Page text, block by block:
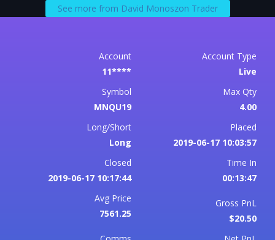
See more from David Monoszon Trader
Account
11****
Account Type
Live
Symbol
MNQU19
Max Qty
4.00
Long/Short
Long
Placed
2019-06-17 10:03:57
Closed
2019-06-17 10:17:44
Time In
00:13:47
Avg Price
7561.25
Gross PnL
$20.50